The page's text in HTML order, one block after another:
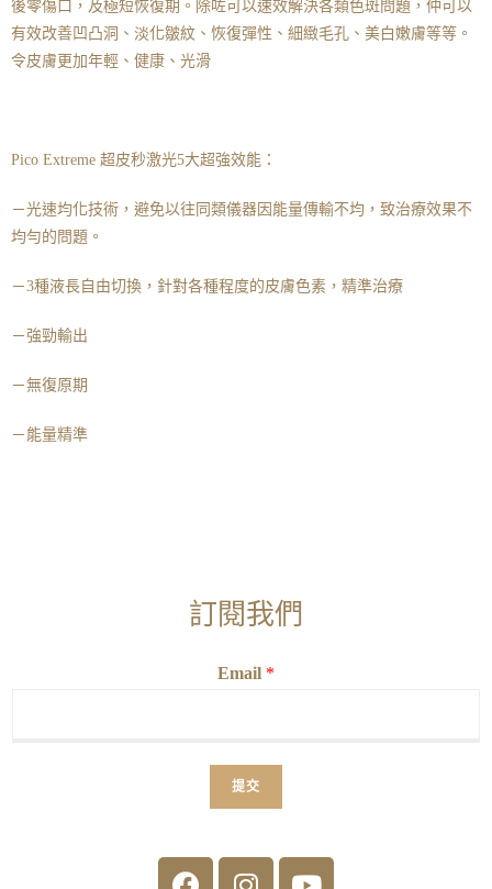
後零傷口，及極短恢復期。除咗可以速效解決各類色斑問題，仲可以
有效改善凹凸洞、淡化皺紋、恢復彈性、細緻毛孔、美白嫩膚等等。
令皮膚更加年輕、健康、光滑
Pico Extreme 超皮秒激光5大超強效能：
－光速均化技術，避免以往同類儀器因能量傳輸不均，致治療效果不
均勻的問題。
－3種液長自由切換，針對各種程度的皮膚色素，精準治療
－強勁輸出
－無復原期
－能量精準
訂閱我們
Email *
提交